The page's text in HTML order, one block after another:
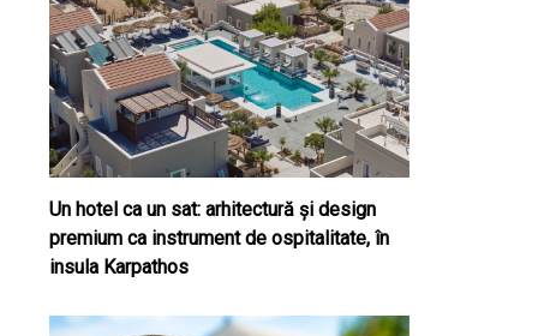
Un hotel ca un sat: arhitectură și design
premium ca instrument de ospitalitate, în
insula Karpathos